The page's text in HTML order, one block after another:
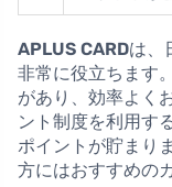
APLUS CARDは、
非常に役立ちます
があり、効率よく
ント制度を利用す
ポイントが貯まり
方にはおすすめの